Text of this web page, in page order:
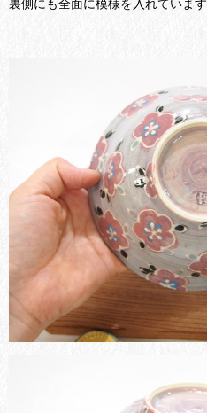
裏側にも全面に模様を入れています